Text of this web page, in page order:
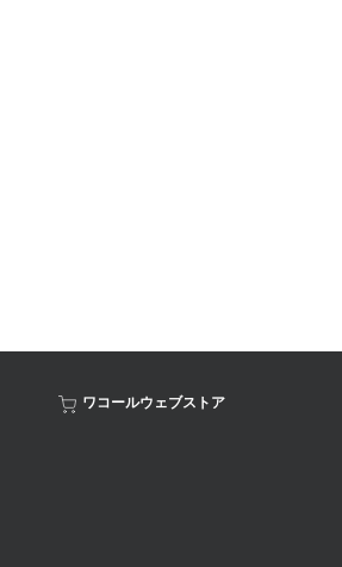
ワコールウェブストア